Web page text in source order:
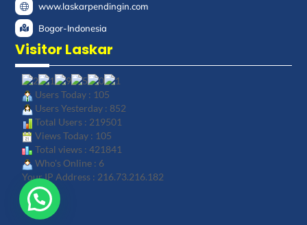
www.laskarpendingin.com
Bogor-Indonesia
Visitor Laskar
Users Today : 105
Users Yesterday : 852
Total Users : 219501
Views Today : 105
Total views : 421841
Who's Online : 6
Your IP Address : 216.73.216.182